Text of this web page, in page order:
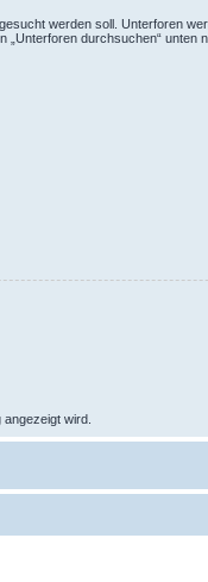
werden soll. Unterforen
„Unterforen durchsuchen“ unten
wird.